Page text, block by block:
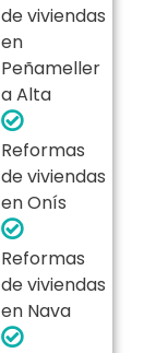
de viviendas
en
Peñameller
a Alta
Reformas
de viviendas
en Onís
Reformas
de viviendas
en Nava